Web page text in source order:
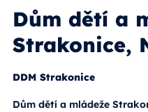
Dům dětí a
Strakonice,
DDM Strakonice
Dům dětí a mládeže